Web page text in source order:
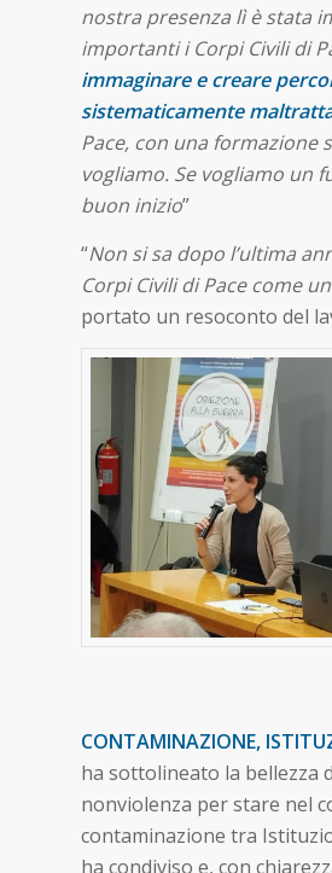
nostra presenza lì è stata
importanti i Corpi Civili di
immaginare e creare
sistematicamente
Pace, con una
vogliamo. Se vogliamo un
buon inizio”
“Non si sa dopo l’ultima
Corpi Civili di Pace come
portato un resoconto del
CONTAMINAZIONE,
ha sottolineato la bellezza
nonviolenza per stare nel
contaminazione tra
ha condiviso e, con